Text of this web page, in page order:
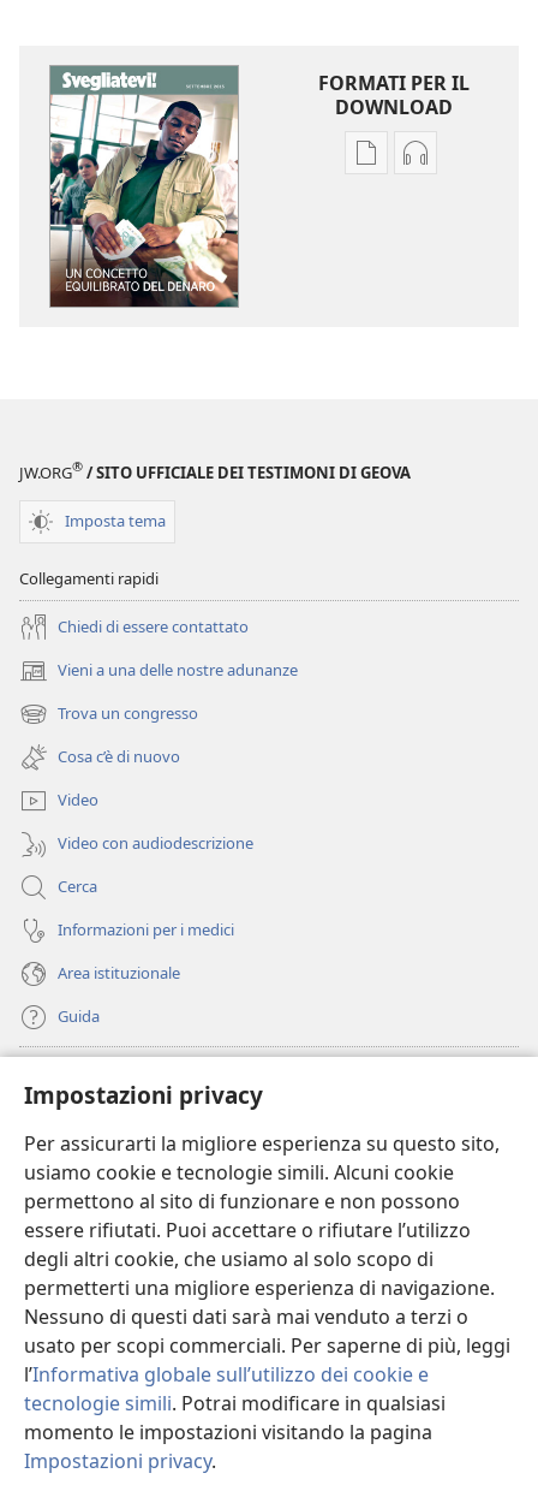
Impostazioni privacy
Per assicurarti la migliore esperienza su questo sito,
usiamo cookie e tecnologie simili. Alcuni cookie
permettono al sito di funzionare e non possono
essere rifiutati. Puoi accettare o rifiutare l’utilizzo
degli altri cookie, che usiamo al solo scopo di
permetterti una migliore esperienza di navigazione.
Nessuno di questi dati sarà mai venduto a terzi o
usato per scopi commerciali. Per saperne di più, leggi
l’Informativa globale sull’utilizzo dei cookie e
tecnologie simili. Potrai modificare in qualsiasi
momento le impostazioni visitando la pagina
Impostazioni privacy.
FORMATI PER IL
DOWNLOAD
Opzioni
denaro
Opzioni
JW.ORG® / SITO UFFICIALE DEI TESTIMONI DI GEOVA
Imposta tema
Collegamenti rapidi
Chiedi di essere contattato
Vieni a una delle nostre adunanze
(apre
una
nuova
finestra)
Trova un congresso
(apre
una
nuova
finestra)
Cosa c’è di nuovo
Video
Video con audiodescrizione
Cerca
Informazioni per i medici
Area istituzionale
Guida
(apre
una
nuova
finestra)
BIBLIOTECA ONLINE Watchtower
(apre
una
nuova
finestra)
JW Hub
(apre
una
nuova
finestra)
JW Library
Watchtower Library®
Copyright© 2026 Watch Tower Bible and Tract Society of Pennsylvania.
CONDIZIONI D’USO| INFORMATIVA SULLA PRIVACY